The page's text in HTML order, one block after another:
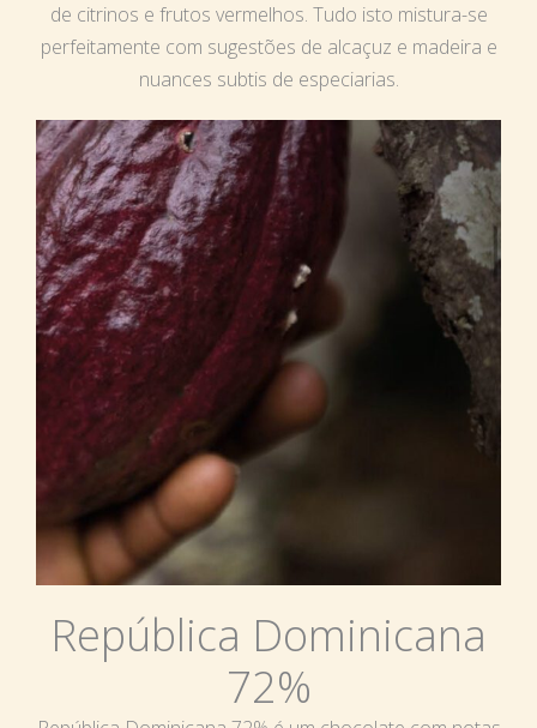
de citrinos e frutos vermelhos. Tudo isto mistura-se
perfeitamente com sugestões de alcaçuz e madeira e
nuances subtis de especiarias.
República Dominicana
72%